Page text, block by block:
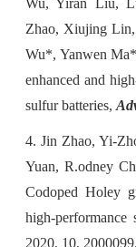
Zhao, Xiujing
Wu*, Yanwen
enhanced and
sulfur batteries,
4. Jin Zhao, Yi-
Yuan, R.odney
Codoped Holey
high-
2020, 10, 2000099.